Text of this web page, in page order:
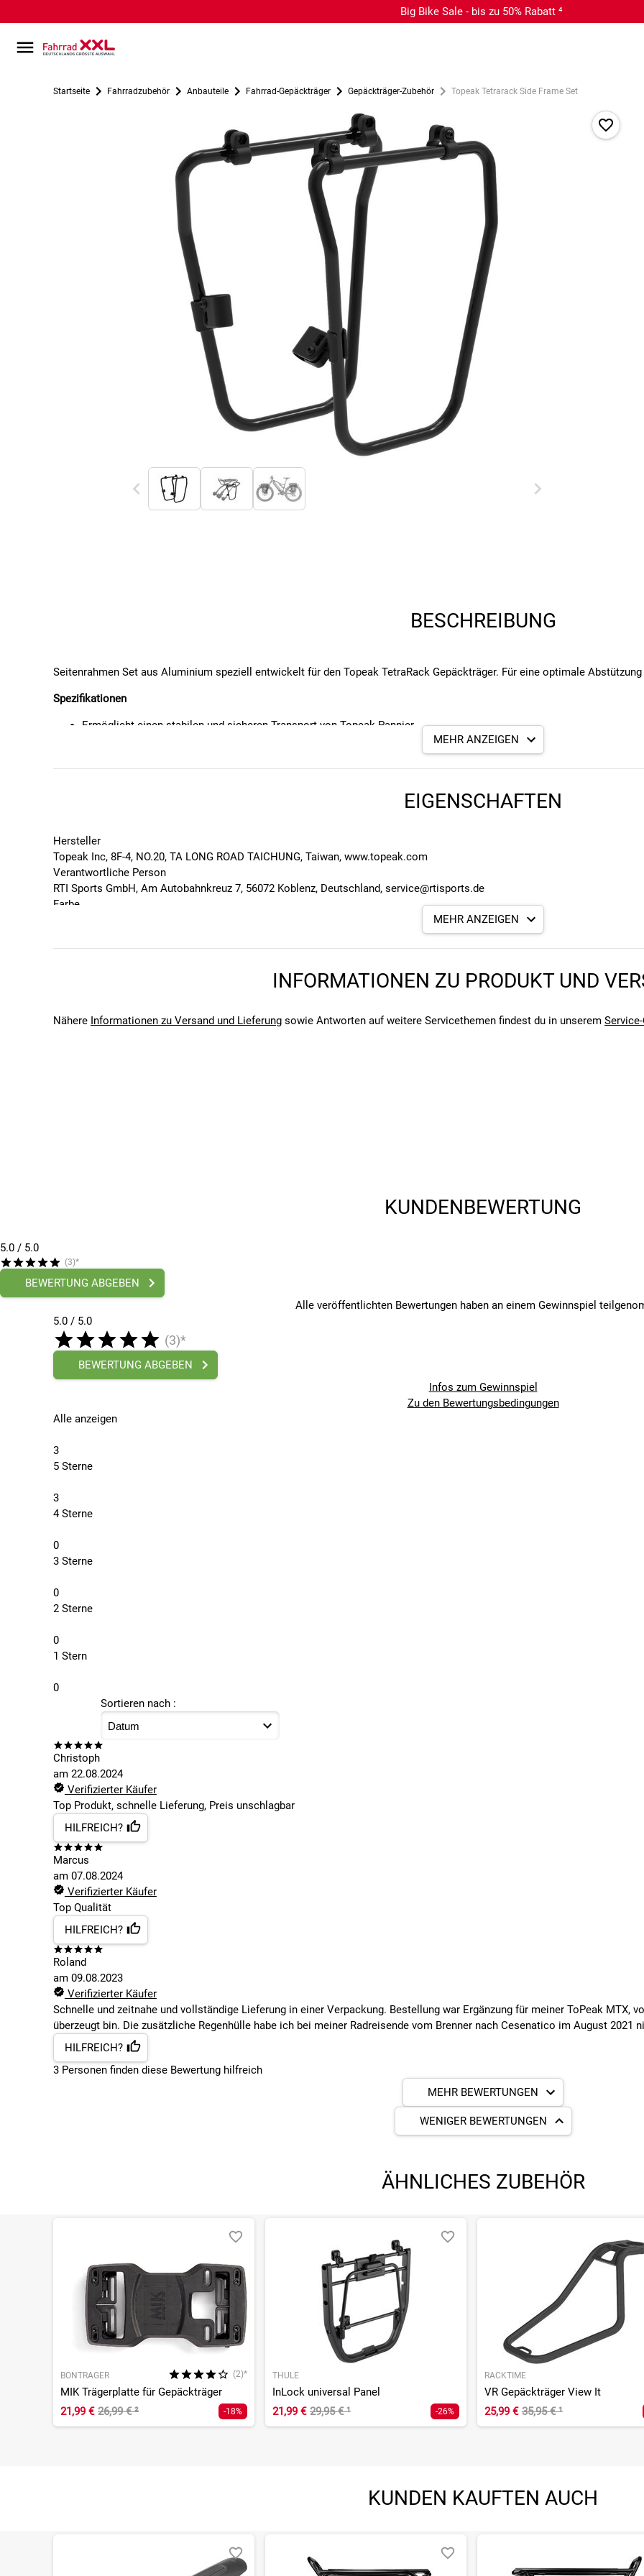
Big Bike Sale - bis zu 50% Rabatt ⁴
Startseite Fahrradzubehör Anbauteile Fahrrad-Gepäckträger Gepäckträger-Zubehör Topeak Tetrarack Side Frame Set
BESCHREIBUNG
Seitenrahmen Set aus Aluminium speziell entwickelt für den Topeak TetraRack Gepäckträger. Für eine optimale
Spezifikationen
Ermöglicht einen stabilen und sicheren Transport von Topeak Pannier
Kompatibel mit TetraRack R1/M1 (Front) sowie R2/M2/M2L (Heck)
Farbe: schwarz
MEHR ANZEIGEN
EIGENSCHAFTEN
Hersteller
Topeak Inc, 8F-4, NO.20, TA LONG ROAD TAICHUNG, Taiwan, www.topeak.com
Verantwortliche Person
RTI Sports GmbH, Am Autobahnkreuz 7, 56072 Koblenz, Deutschland, service@rtisports.de
Farbe
Unisex
2026
Bitte beachte, dass es zu Abweichungen zwischen den angegebenen- und den verbauten Komponenten bei Fahrrädern
MEHR ANZEIGEN
INFORMATIONEN ZU PRODUKT UND
Nähere Informationen zu Versand und Lieferungsowie Antworten auf weitere Servicethemen findest du in unserem
KUNDENBEWERTUNG
5.0 / 5.0
(3)*
BEWERTUNG ABGEBEN
Alle veröffentlichten Bewertungen haben an einem Gewinnspiel
5.0 / 5.0
(3)*
BEWERTUNG ABGEBEN
Infos zum Gewinnspiel
Zu den Bewertungsbedingungen
Alle anzeigen
3
5 Sterne
3
4 Sterne
0
3 Sterne
0
2 Sterne
0
1 Stern
0
Sortieren nach :
Christoph
am 22.08.2024
Verifizierter Käufer
Top Produkt, schnelle Lieferung, Preis unschlagbar
HILFREICH?
Marcus
am 07.08.2024
Verifizierter Käufer
Top Qualität
HILFREICH?
Roland
am 09.08.2023
Verifizierter Käufer
Schnelle und zeitnahe und vollständige Lieferung in einer Verpackung. Bestellung war Ergänzung für meiner ToPeak MTX,
überzeugt bin. Die zusätzliche Regenhülle habe ich bei meiner Radreisende vom Brenner nach Cesenatico im August 2021
HILFREICH?
3Personen findendiese Bewertung hilfreich
MEHR BEWERTUNGEN
WENIGER BEWERTUNGEN
ÄHNLICHES ZUBEHÖR
BONTRAGER (2)*
MIK Trägerplatte für Gepäckträger
21,99 € 26,99 €² -18%
THULE
InLock universal Panel
21,99 € 29,95 €¹ -26%
RACKTIME
VR Gepäckträger View It
25,99 € 35,95 €¹
KUNDEN KAUFTEN AUCH